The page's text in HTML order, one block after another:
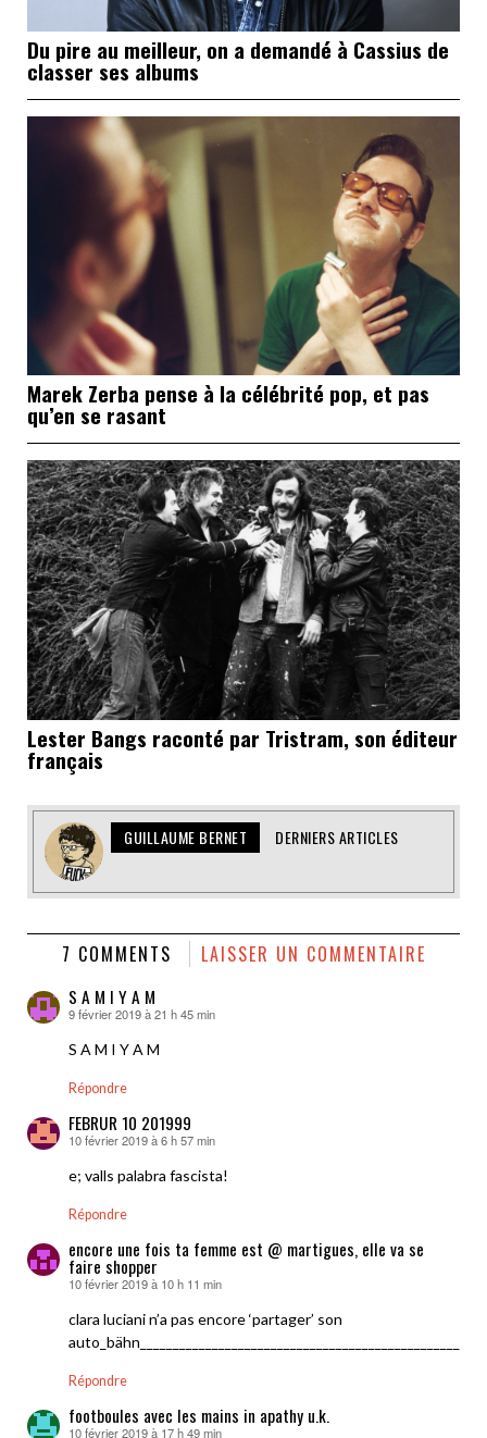
Du pire au meilleur, on a demandé à Cassius de
classer ses albums
Marek Zerba pense à la célébrité pop, et pas
qu’en se rasant
Lester Bangs raconté par Tristram, son éditeur
français
GUILLAUME BERNET DERNIERS ARTICLES
7 COMMENTS LAISSER UN COMMENTAIRE
S A M I Y A M
dit :
9 février 2019 à 21 h 45 min
S A M I Y A M
Répondre
FEBRUR 10 201999
dit :
10 février 2019 à 6 h 57 min
e; valls palabra fascista!
Répondre
encore une fois ta femme est @ martigues, elle va se
faire shopper
dit :
10 février 2019 à 10 h 11 min
clara luciani n’a pas encore ‘partager’ son
Répondre
footboules avec les mains in apathy u.k.
10 février 2019 à 17 h 49 min